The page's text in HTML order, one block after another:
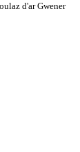
d'ar Gwener